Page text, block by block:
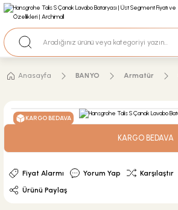
35+ Yıllık Tecrübe
Nakit Ödemeli Özel Fiyatlar için
Anasayfa BANYO Armatür
KARGO BEDAVA
KARGO BEDAVA
Fiyat Alarmı Yorum Yap Karşılaştır
Ürünü Paylaş